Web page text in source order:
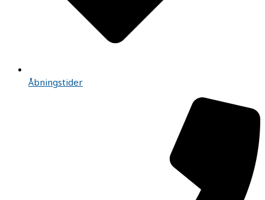
Åbningstider